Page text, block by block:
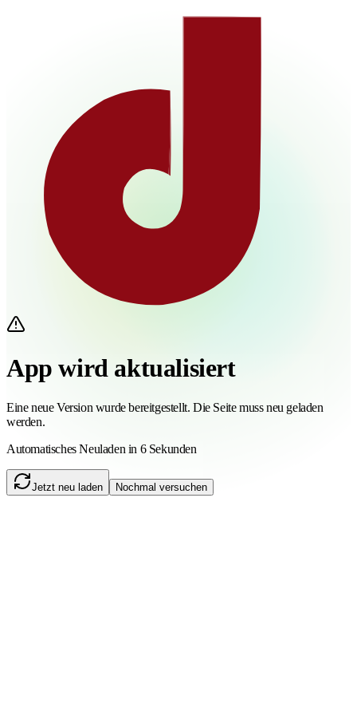
App wird aktualisiert
Eine neue Version wurde bereitgestellt. Die Seite muss neu geladen
werden.
Automatisches Neuladen in 6 Sekunden
Jetzt neu laden Nochmal versuchen